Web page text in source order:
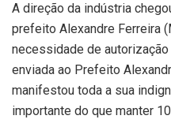
A direção da indústria
prefeito Alexandre Ferreira
necessidade de autorização
enviada ao Prefeito
manifestou toda a sua
importante do que manter